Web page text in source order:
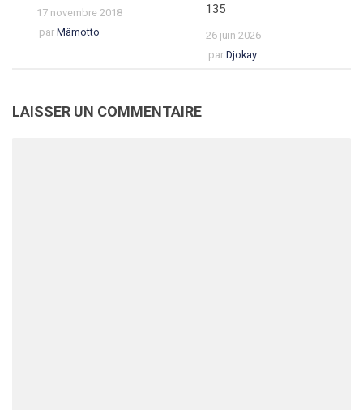
17 novembre 2018
par Mâmotto
135
26 juin 2026
par Djokay
LAISSER UN COMMENTAIRE